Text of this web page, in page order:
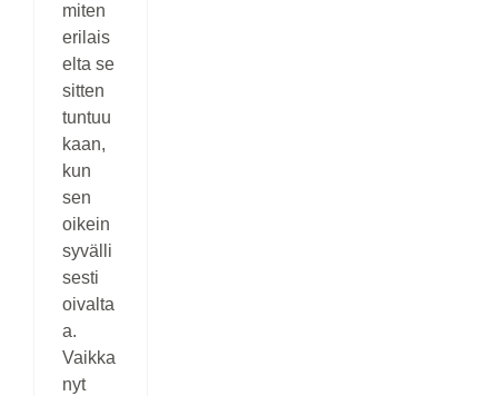
miten
erilais
elta se
sitten
tuntuu
kaan,
kun
sen
oikein
syvälli
sesti
oivalta
a.
Vaikka
nyt